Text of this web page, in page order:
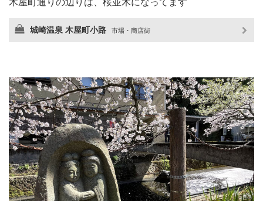
木屋町通りの辺りは、桜並木になってます
城崎温泉 木屋町小路 市場・商店街